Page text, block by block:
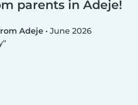
parents in Adeje!
Adeje • June 2026